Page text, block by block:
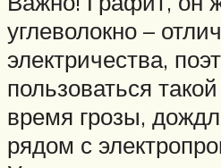
углеволокно –
электричества,
пользоваться
время грозы,
рядом с